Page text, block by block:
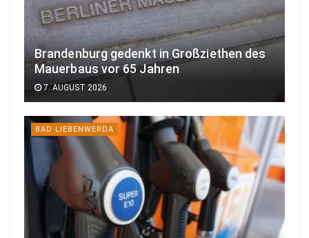
Brandenburg gedenkt in Großziethen des
Mauerbaus vor 65 Jahren
7. AUGUST 2026
BAD LIEBENWERDA